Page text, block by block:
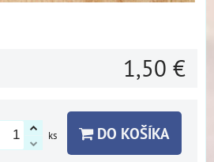
1,50 €
ks DO KOŠÍKA